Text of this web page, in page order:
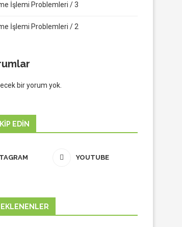
İşlemi Problemleri / 3
İşlemi Problemleri / 2
bir yorum yok.
EDIN
YOUTUBE
EKLENENLER